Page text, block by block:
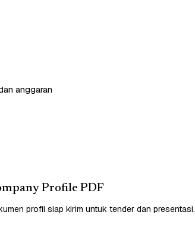
anggaran
Profile PDF
profil siap kirim untuk tender dan presentasi.